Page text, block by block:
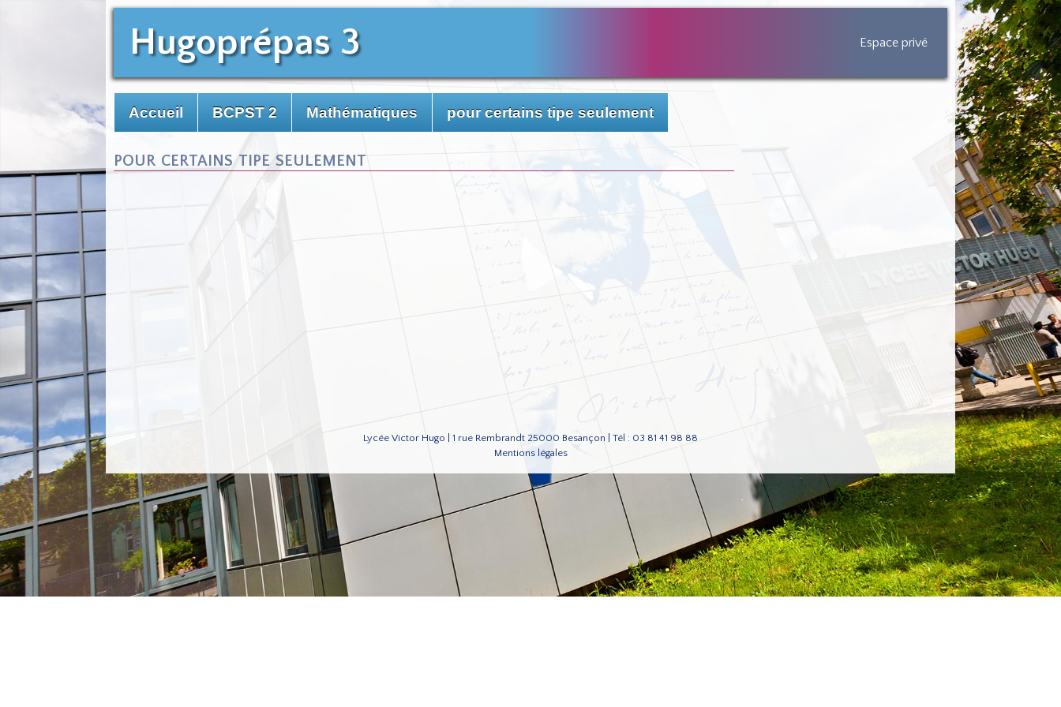
Hugoprépas 3 Espace privé
Accueil BCPST 2 Mathématiques pour certains tipe seulement
pour certains tipe seulement
Lycée Victor Hugo | 1 rue Rembrandt 25000 Besançon | Tél : 03 81 41 98 88
Mentions légales